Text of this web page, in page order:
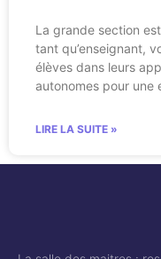
La grande section
tant qu’enseignant,
élèves dans leurs
autonomes pour une
LIRE LA SUITE »